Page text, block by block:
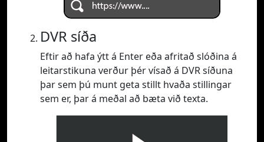
DVR síða
Eftir að hafa ýtt á Enter eða afritað slóðina á
leitarstikuna verður þér vísað á DVR síðuna
þar sem þú munt geta stillt hvaða stillingar
sem er, þar á meðal að bæta við texta.